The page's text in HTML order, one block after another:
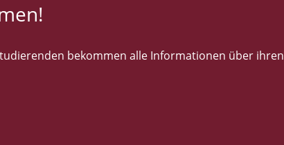
bekommen alle Informationen über ihren